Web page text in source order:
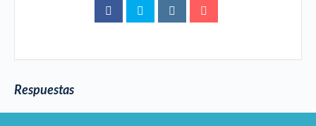
Respuestas